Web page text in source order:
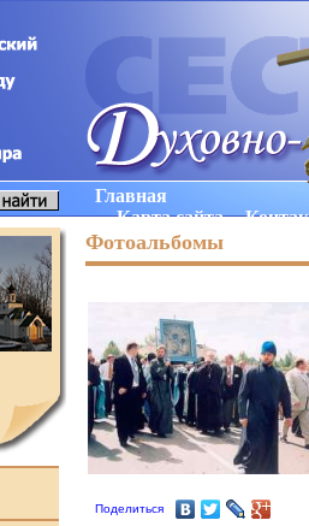
Главная
Карта сайта
Фотоальбомы
Поделиться